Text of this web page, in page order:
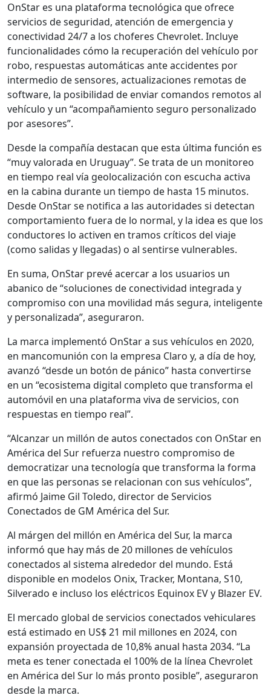
OnStar es una plataforma tecnológica que ofrece
servicios de seguridad, atención de emergencia y
conectividad 24/7 a los choferes Chevrolet. Incluye
funcionalidades cómo la recuperación del vehículo por
robo, respuestas automáticas ante accidentes por
intermedio de sensores, actualizaciones remotas de
software, la posibilidad de enviar comandos remotos al
vehículo y un “acompañamiento seguro personalizado
por asesores”.
Desde la compañía destacan que esta última función es
“muy valorada en Uruguay”. Se trata de un monitoreo
en tiempo real vía geolocalización con escucha activa
en la cabina durante un tiempo de hasta 15 minutos.
Desde OnStar se notifica a las autoridades si detectan
comportamiento fuera de lo normal, y la idea es que los
conductores lo activen en tramos críticos del viaje
(como salidas y llegadas) o al sentirse vulnerables.
En suma, OnStar prevé acercar a los usuarios un
abanico de “soluciones de conectividad integrada y
compromiso con una movilidad más segura, inteligente
y personalizada”, aseguraron.
La marca implementó OnStar a sus vehículos en 2020,
en mancomunión con la empresa Claro y, a día de hoy,
avanzó “desde un botón de pánico” hasta convertirse
en un “ecosistema digital completo que transforma el
automóvil en una plataforma viva de servicios, con
respuestas en tiempo real”.
“Alcanzar un millón de autos conectados con OnStar en
América del Sur refuerza nuestro compromiso de
democratizar una tecnología que transforma la forma
en que las personas se relacionan con sus vehículos”,
afirmó Jaime Gil Toledo, director de Servicios
Conectados de GM América del Sur.
Al márgen del millón en América del Sur, la marca
informó que hay más de 20 millones de vehículos
conectados al sistema alrededor del mundo. Está
disponible en modelos Onix, Tracker, Montana, S10,
Silverado e incluso los eléctricos Equinox EV y Blazer EV.
El mercado global de servicios conectados vehiculares
está estimado en US$ 21 mil millones en 2024, con
expansión proyectada de 10,8% anual hasta 2034. “La
meta es tener conectada el 100% de la línea Chevrolet
en América del Sur lo más pronto posible”, aseguraron
desde la marca.